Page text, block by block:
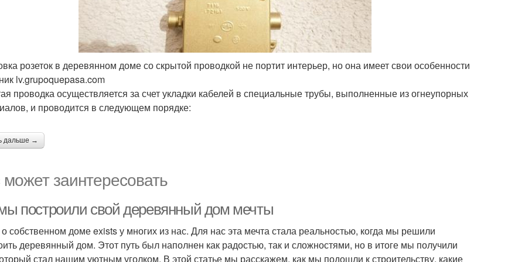
розеток в деревянном доме со скрытой проводкой не портит интерьер, но она имеет свои особенности
lv.grupoquepasa.com
проводка осуществляется за счет укладки кабелей в специальные трубы, выполненные из огнеупорных
и проводится в следующем порядке:
дальше →
заинтересовать
построили свой деревянный дом мечты
собственном доме exists у многих из нас. Для нас эта мечта стала реальностью, когда мы решили
деревянный дом. Этот путь был наполнен как радостью, так и сложностями, но в итоге мы получили
стал нашим уютным уголком. В этой статье мы расскажем, как мы подошли к строительству, какие